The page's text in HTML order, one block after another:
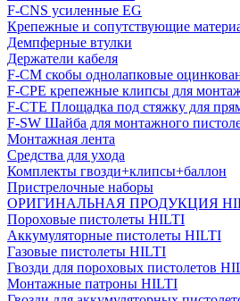
F-CNS усиленные EG
Крепежные и сопутствующие
Демпферные втулки
Держатели кабеля
F-CM скобы однолапковые
F-CPE крепежные клипсы для
F-CTE Площадка под стяжку для
F-SW Шайба для монтажного
Монтажная лента
Средства для ухода
Комплекты гвозди+клипсы+баллон
Пристрелочные наборы
ОРИГИНАЛЬНАЯ ПРОДУКЦИЯ
Пороховые пистолеты HILTI
Аккумуляторные пистолеты HILTI
Газовые пистолеты HILTI
Гвозди для пороховых пистолетов
Монтажные патроны HILTI